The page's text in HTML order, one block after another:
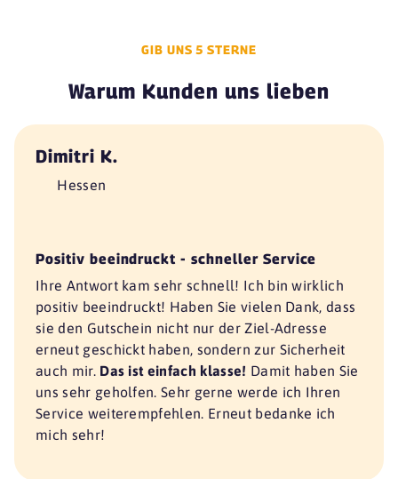
GIB UNS 5 STERNE
Warum Kunden uns lieben
Dimitri K.
Hessen
Positiv beeindruckt - schneller Service
Ihre Antwort kam sehr schnell! Ich bin wirklich
positiv beeindruckt! Haben Sie vielen Dank, dass
sie den Gutschein nicht nur der Ziel-Adresse
erneut geschickt haben, sondern zur Sicherheit
auch mir. Das ist einfach klasse! Damit haben Sie
uns sehr geholfen. Sehr gerne werde ich Ihren
Service weiterempfehlen. Erneut bedanke ich
mich sehr!